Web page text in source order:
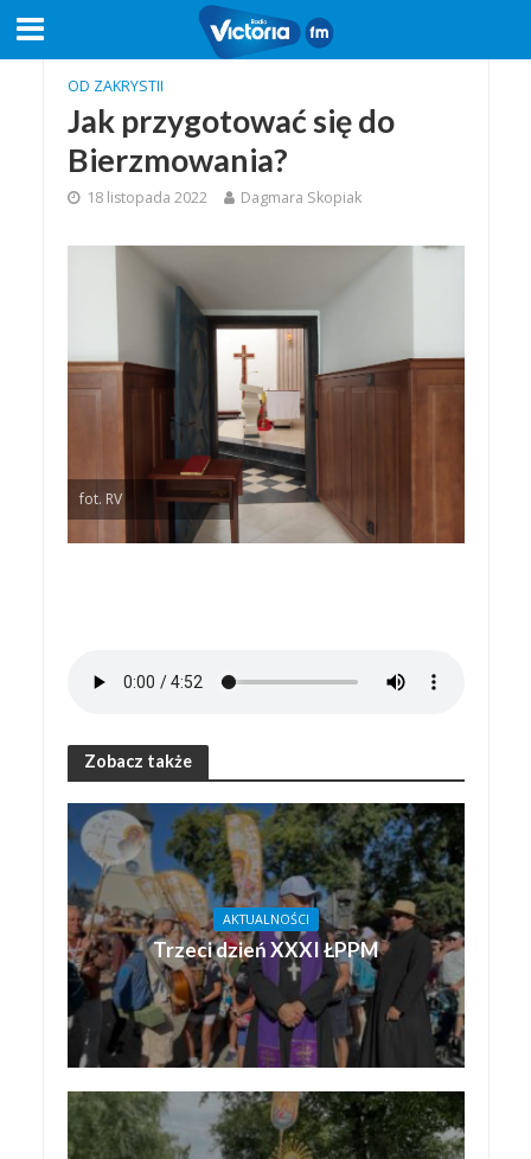
OD ZAKRYSTII
Jak przygotować się do
Bierzmowania?
18 listopada 2022 Dagmara Skopiak
fot. RV
Zobacz także
AKTUALNOŚCI
Trzeci dzień XXXI ŁPPM